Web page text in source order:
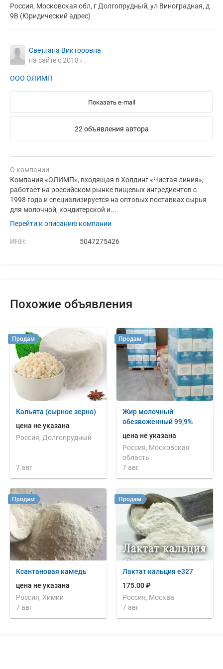
Россия, Московская обл, г Долгопрудный, ул Виноградная, д
9В (Юридический адрес)
Светлана Викторовна
на сайте с 2018 г.
ООО ОЛИМП
Показать e-mail
22 объявления автора
О компании
Компания «ОЛИМП», входящая в Холдинг «Чистая линия»,
работает на российском рынке пищевых ингредиентов с
1998 года и специализируется на оптовых поставках сырья
для молочной, кондитерской и...
Перейти к описанию компании
ИНН: 5047275426
Похожие объявления
Кальята (сырное зерно)
цена не указана
Россия, Долгопрудный
7 авг
Продам
Жир молочный
обезвоженный 99,9%
цена не указана
Россия, Московская
область
7 авг
Продам
Ксантановая камедь
цена не указана
Россия, Химки
7 авг
Продам
Лактат кальция е327
175.00 ₽
Россия, Москва
7 авг
Продам